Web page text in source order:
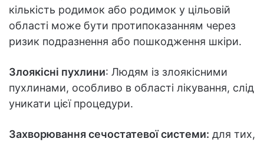
кількість родимок або родимок у цільовій
області може бути протипоказанням через
ризик подразнення або пошкодження шкіри.
Злоякісні пухлини: Людям із злоякісними
пухлинами, особливо в області лікування, слід
уникати цієї процедури.
Захворювання сечостатевої системи: для тих,